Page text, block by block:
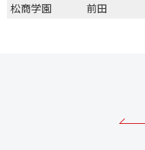
松商学園
前田